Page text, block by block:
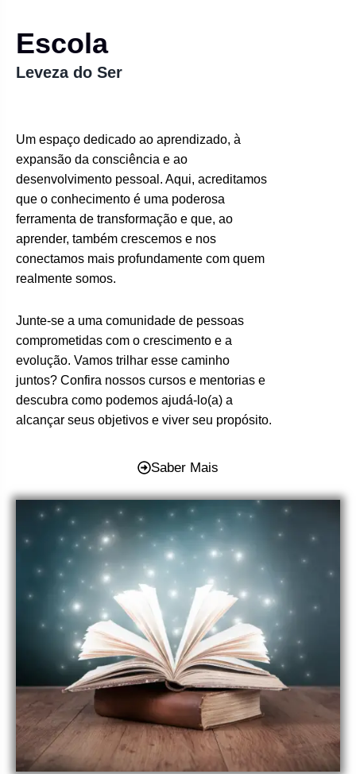
Escola
Leveza do Ser
Um espaço dedicado ao aprendizado, à
expansão da consciência e ao
desenvolvimento pessoal. Aqui, acreditamos
que o conhecimento é uma poderosa
ferramenta de transformação e que, ao
aprender, também crescemos e nos
conectamos mais profundamente com quem
realmente somos.
Junte-se a uma comunidade de pessoas
comprometidas com o crescimento e a
evolução. Vamos trilhar esse caminho
juntos? Confira nossos cursos e mentorias e
descubra como podemos ajudá-lo(a) a
alcançar seus objetivos e viver seu propósito.
Saber Mais